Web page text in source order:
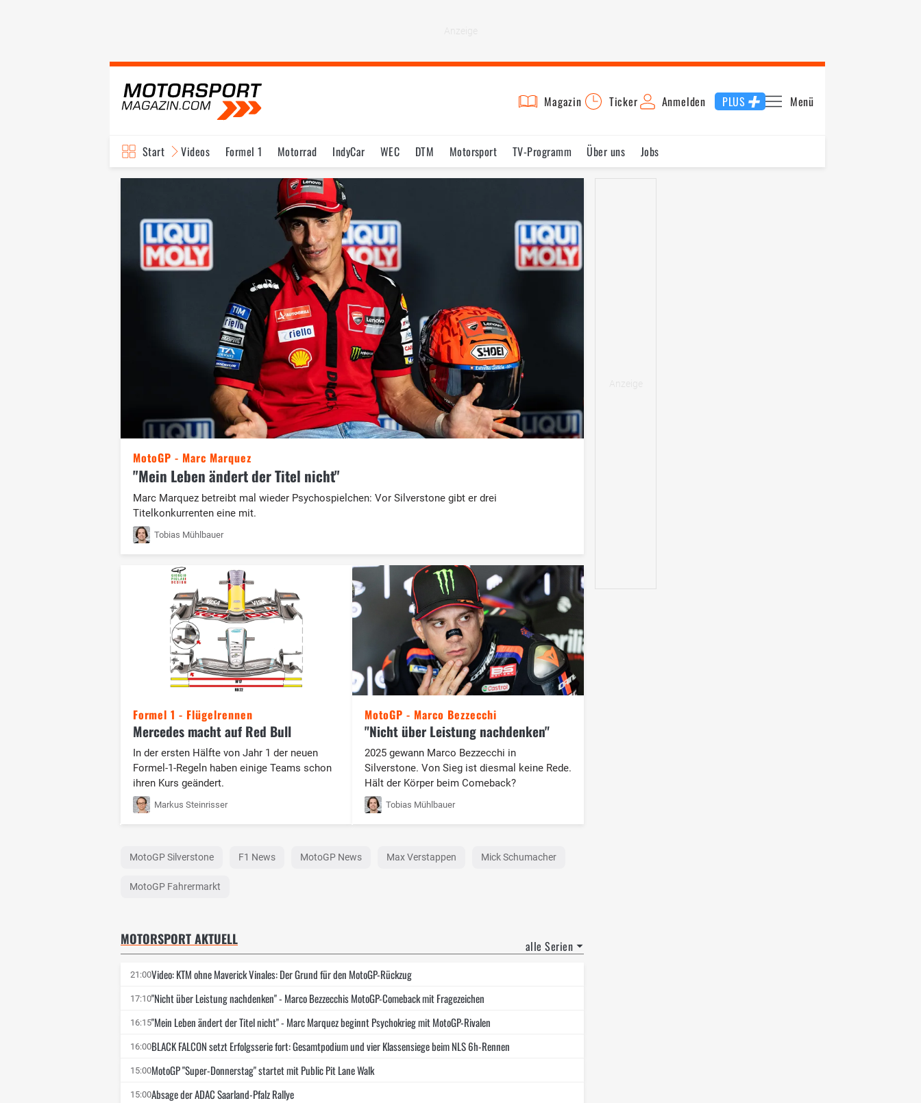
Magazin Ticker Anmelden PLUS Menü
Start Videos Formel 1 Motorrad IndyCar WEC DTM Motorsport TV-Programm Über uns Jobs
MotoGP - Marc Marquez
"Mein Leben ändert der Titel nicht"
Marc Marquez betreibt mal wieder Psychospielchen: Vor Silverstone gibt er drei
Titelkonkurrenten eine mit.
Tobias Mühlbauer
Formel 1 - Flügelrennen
Mercedes macht auf Red Bull
In der ersten Hälfte von Jahr 1 der neuen
Formel-1-Regeln haben einige Teams schon
ihren Kurs geändert.
Markus Steinrisser
MotoGP - Marco Bezzecchi
"Nicht über Leistung nachdenken"
2025 gewann Marco Bezzecchi in
Silverstone. Von Sieg ist diesmal keine Rede.
Hält der Körper beim Comeback?
Tobias Mühlbauer
MotoGP Silverstone F1 News MotoGP News Max Verstappen Mick Schumacher
MotoGP Fahrermarkt
alle Serien
MOTORSPORT AKTUELL
Video: KTM ohne Maverick Vinales: Der Grund für den MotoGP-Rückzug
21:00
"Nicht über Leistung nachdenken" - Marco Bezzecchis MotoGP-Comeback mit Fragezeichen
17:10
"Mein Leben ändert der Titel nicht" - Marc Marquez beginnt Psychokrieg mit MotoGP-Rivalen
16:15
BLACK FALCON setzt Erfolgsserie fort: Gesamtpodium und vier Klassensiege beim NLS 6h-Rennen
16:00
MotoGP "Super-Donnerstag" startet mit Public Pit Lane Walk
15:00
Absage der ADAC Saarland-Pfalz Rallye
15:00